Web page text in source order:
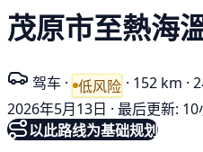
茂原市至熱海
驾车 · 低风险 · 152 km ·
2026年5月13日 · 最后更新: 10
以此路线为基础规划